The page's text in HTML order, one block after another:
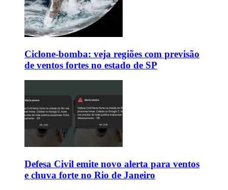
Ciclone-bomba: veja regiões com previsão
de ventos fortes no estado de SP
Defesa Civil emite novo alerta para ventos
e chuva forte no Rio de Janeiro